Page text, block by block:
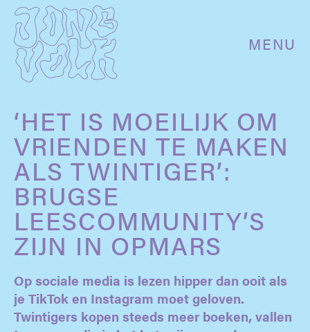
MENU
‘HET IS MOEILIJK OM
VRIENDEN TE MAKEN
ALS TWINTIGER’:
BRUGSE
LEESCOMMUNITY’S
ZIJN IN OPMARS
Op sociale media is lezen hipper dan ooit als
je TikTok en Instagram moet geloven.
Twintigers kopen steeds meer boeken, vallen